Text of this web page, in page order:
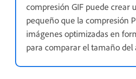
compresión GIF puede crear
pequeño que la compresión
imágenes optimizadas en
para comparar el tamaño del